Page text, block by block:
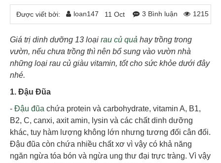
Được viết bởi: loan147 11 Oct 3 Bình luận 1215
Giá trị dinh dưỡng 13 loại rau củ quả hay trồng trong
vườn, nếu chưa trồng thì nên bổ sung vào vườn nhà
những loại rau củ giàu vitamin, tốt cho sức khỏe dưới đây
nhé.
1. Đậu Đũa
- Đậu đũa chứa protein và carbohydrate, vitamin A, B1,
B2, C, canxi, axit amin, lysin và các chất dinh dưỡng
khác, tuy hàm lượng không lớn nhưng tương đối cân đối.
Đậu đũa còn chứa nhiều chất xơ vì vậy có khả năng
ngăn ngừa tóa bón và ngừa ung thư đại trực tràng. Vì vậy